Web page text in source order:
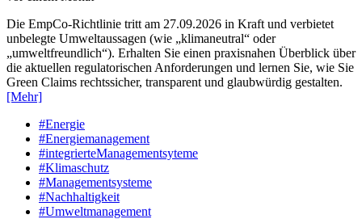
Die EmpCo-Richtlinie tritt am 27.09.2026 in Kraft und verbietet
unbelegte Umweltaussagen (wie „klimaneutral“ oder
„umweltfreundlich“). Erhalten Sie einen praxisnahen Überblick über
die aktuellen regulatorischen Anforderungen und lernen Sie, wie Sie
Green Claims rechtssicher, transparent und glaubwürdig gestalten.
[Mehr]
#Energie
#Energiemanagement
#integrierteManagementsyteme
#Klimaschutz
#Managementsysteme
#Nachhaltigkeit
#Umweltmanagement